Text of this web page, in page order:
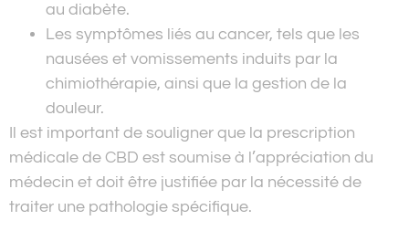
au diabète.
Les symptômes liés au cancer, tels que les
nausées et vomissements induits par la
chimiothérapie, ainsi que la gestion de la
douleur.
Il est important de souligner que la prescription
médicale de CBD est soumise à l’appréciation du
médecin et doit être justifiée par la nécessité de
traiter une pathologie spécifique.